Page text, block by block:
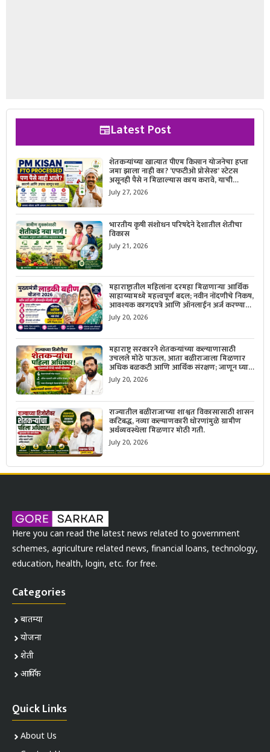
Latest Post
शेतकऱ्यांच्या खात्यात पीएम किसान योजनेचा हप्ता
जमा झाला नाही का? ‘एफटीओ प्रोसेस्ड’ स्टेटस
असूनही पैसे न मिळाल्यास काय करावे, याची
सविस्तर माहिती जाणून घ्या.
July 27, 2026
भारतीय कृषी संशोधन परिषदेने देशातील शेतीचा
विकास
July 21, 2026
महाराष्ट्रातील महिलांना दरमहा मिळणाऱ्या आर्थिक
साहाय्यामध्ये महत्त्वपूर्ण बदल; नवीन नोंदणीचे निकष,
आवश्यक कागदपत्रे आणि ऑनलाईन अर्ज करण्याची
सोपी प्रक्रिया जाणून घ्या.
July 20, 2026
महाराष्ट्र सरकारने शेतकऱ्यांच्या कल्याणासाठी
उचलले मोठे पाऊल, आता बळीराजाला मिळणार
अधिक बळकटी आणि आर्थिक संरक्षण; जाणून घ्या
सरकारचा नवा संकल्प.
July 20, 2026
राज्यातील बळीराजाच्या शाश्वत विकासासाठी शासन
कटिबद्ध, नव्या कल्याणकारी धोरणांमुळे ग्रामीण
अर्थव्यवस्थेला मिळणार मोठी गती.
July 20, 2026
Here you can read the latest news related to government
schemes, agriculture related news, financial loans, technology,
education, health, login, etc. for free.
Categories
बातम्या
योजना
शेती
आर्थिक
Quick Links
About Us